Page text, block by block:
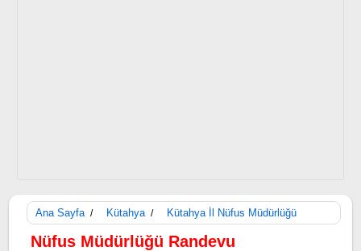
Ana Sayfa / Kütahya / Kütahya İl Nüfus Müdürlüğü
Nüfus Müdürlüğü Randevu